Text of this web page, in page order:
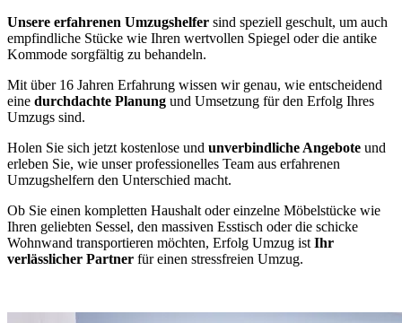
Unsere erfahrenen Umzugshelfer sind speziell geschult, um auch
empfindliche Stücke wie Ihren wertvollen Spiegel oder die antike
Kommode sorgfältig zu behandeln.
Mit über 16 Jahren Erfahrung wissen wir genau, wie entscheidend
eine durchdachte Planung und Umsetzung für den Erfolg Ihres
Umzugs sind.
Holen Sie sich jetzt kostenlose und unverbindliche Angebote und
erleben Sie, wie unser professionelles Team aus erfahrenen
Umzugshelfern den Unterschied macht.
Ob Sie einen kompletten Haushalt oder einzelne Möbelstücke wie
Ihren geliebten Sessel, den massiven Esstisch oder die schicke
Wohnwand transportieren möchten, Erfolg Umzug ist Ihr
verlässlicher Partner für einen stressfreien Umzug.